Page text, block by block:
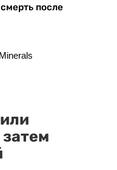
после